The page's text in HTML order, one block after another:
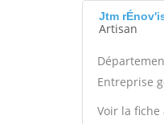
Jtm
Artisan
Entreprise
Voir la fiche